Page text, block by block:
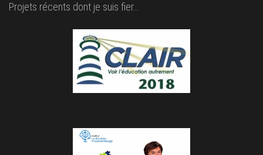
Projets récents dont je suis fier…